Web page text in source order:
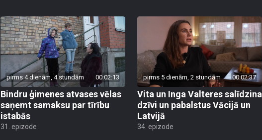
pirms 4 dienām, 4 stundām 00:02:13
Bindru ģimenes atvases vēlas
saņemt samaksu par tīrību
istabās
31. epizode
pirms 5 dienām, 2 stundām 00:02:37
Vita un Inga Valteres salīdzina
dzīvi un pabalstus Vācijā un
Latvijā
34. epizode